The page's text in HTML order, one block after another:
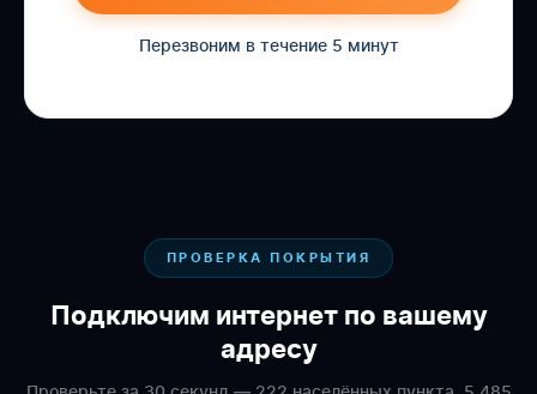
Перезвоним в течение 5 минут
ПРОВЕРКА ПОКРЫТИЯ
Подключим интернет по вашему
адресу